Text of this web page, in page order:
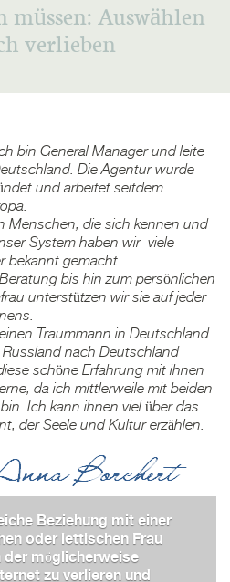
müssen: Auswählen
verlieben
bin General Manager und leite
Die Agentur wurde
und arbeitet seitdem
Menschen, die sich kennen und
System haben wir viele
bekannt gemacht.
bis hin zum persönlichen
unterstützen wir sie auf jeder
Traummann in Deutschland
nach Deutschland
schöne Erfahrung mit ihnen
da ich mittlerweile mit beiden
Ich kann ihnen viel über das
der Seele und Kultur erzählen.
Beziehung mit einer
oder lettischen Frau
der möglicherweise
zu verlieren und